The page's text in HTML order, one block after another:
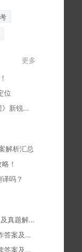
更多
位
【有声】乘着上升势的《球拍少年团》新锐演员们
解析汇总
！
吗？
第105届TOPIK韩国语能力考试答案及真题解析汇总
第105届韩语TOPIKⅡ中高级考试写作答案及真题解析
第105届韩语TOPIKⅡ中高级考试阅读答案及真题解析